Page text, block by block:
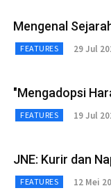
Mengenal
FEATURES 29 Jul
"Mengadopsi
FEATURES 19 Jul
JNE: Kurir dan
FEATURES 12 Mei